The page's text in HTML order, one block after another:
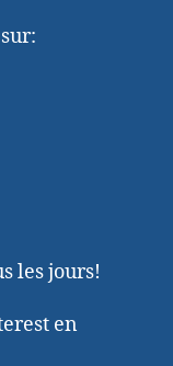
les jours!
en